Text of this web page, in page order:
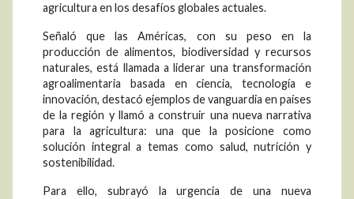
agricultura en los desafíos globales actuales.
Señaló que las Américas, con su peso en la
producción de alimentos, biodiversidad y recursos
naturales, está llamada a liderar una transformación
agroalimentaria basada en ciencia, tecnología e
innovación, destacó ejemplos de vanguardia en países
de la región y llamó a construir una nueva narrativa
para la agricultura: una que la posicione como
solución integral a temas como salud, nutrición y
sostenibilidad.
Para ello, subrayó la urgencia de una nueva